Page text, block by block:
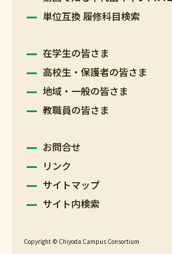
単位互換 履修科目検索
在学生の皆さま
高校生・保護者の皆さま
地域・一般の皆さま
教職員の皆さま
お問合せ
リンク
サイトマップ
サイト内検索
Copyright © Chiyoda Campus Consortium